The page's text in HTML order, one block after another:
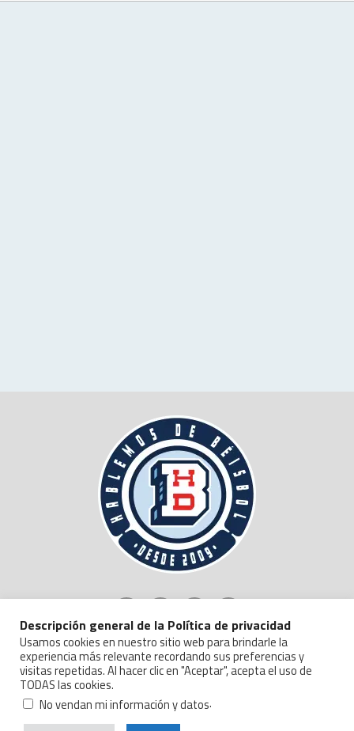
Copyright © 2024 Hablemos de Beisbol.
Descripción general de la Política de privacidad
Usamos cookies en nuestro sitio web para brindarle la
experiencia más relevante recordando sus preferencias y
visitas repetidas. Al hacer clic en "Aceptar", acepta el uso de
TODAS las cookies.
No vendan mi información y datos.